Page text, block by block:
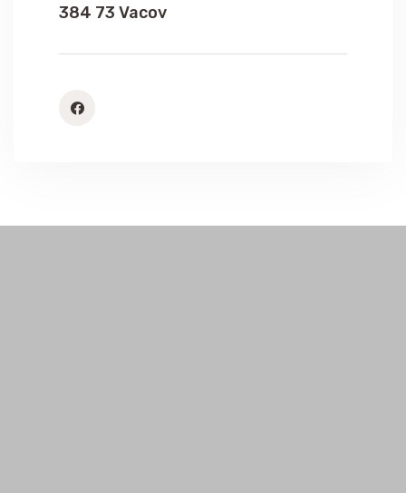
384 73 Vacov